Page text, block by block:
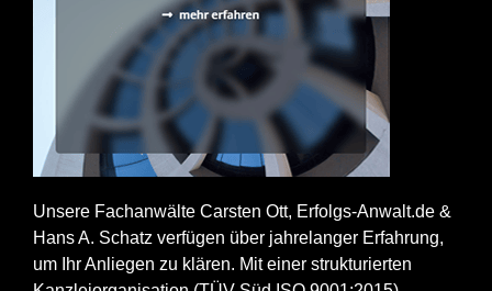
Unsere Fachanwälte Carsten Ott, Erfolgs-Anwalt.de &
Hans A. Schatz verfügen über jahrelanger Erfahrung,
um Ihr Anliegen zu klären. Mit einer strukturierten